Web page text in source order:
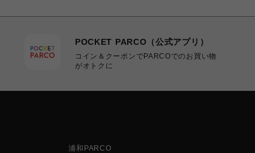
POCKET PARCO（公式アプリ）
コイン＆クーポンでPARCOでのお買い物
がオトクに
浦和PARCO